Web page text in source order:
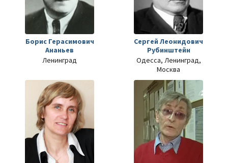
Борис Герасимович
Ананьев
Ленинград
Сергей Леонидович
Рубинштейн
Одесса, Ленинград,
Москва